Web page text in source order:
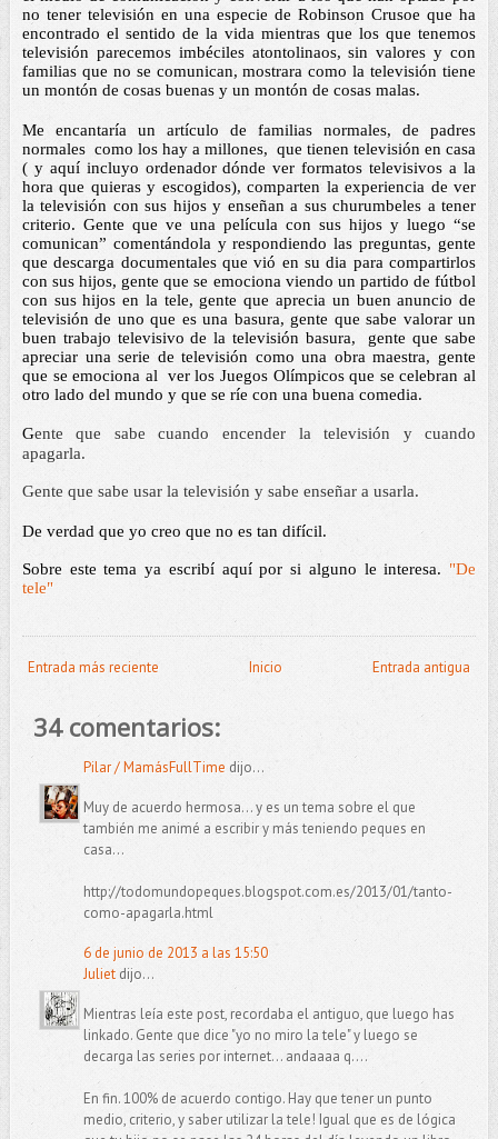
no tener televisión en una especie de Robinson Crusoe que ha
encontrado el sentido de la vida mientras que los que tenemos
televisión parecemos imbéciles atontolinaos, sin valores y con
familias que no se comunican, mostrara como la televisión tiene
un montón de cosas buenas y un montón de cosas malas.
Me encantaría un artículo de familias normales, de padres
normales  como los hay a millones,  que tienen televisión en casa
( y aquí incluyo ordenador dónde ver formatos televisivos a la
hora que quieras y escogidos), comparten la experiencia de ver
la televisión con sus hijos y enseñan a sus churumbeles a tener
criterio. Gente que ve una película con sus hijos y luego “se
comunican” comentándola y respondiendo las preguntas, gente
que descarga documentales que vió en su dia para compartirlos
con sus hijos, gente que se emociona viendo un partido de fútbol
con sus hijos en la tele, gente que aprecia un buen anuncio de
televisión de uno que es una basura, gente que sabe valorar un
buen trabajo televisivo de la televisión basura,  gente que sabe
apreciar una serie de televisión como una obra maestra, gente
que se emociona al  ver los Juegos Olímpicos que se celebran al
otro lado del mundo y que se ríe con una buena comedia.
Gente que sabe cuando encender la televisión y cuando
apagarla.
Gente que sabe usar la televisión y sabe enseñar a usarla.
De verdad que yo creo que no es tan difícil.
Sobre este tema ya escribí aquí por si alguno le interesa. "De
tele"
Entrada más reciente Entrada antigua
Inicio
34 comentarios:
Pilar / MamásFullTime dijo...
Muy de acuerdo hermosa... y es un tema sobre el que
también me animé a escribir y más teniendo peques en
casa...
http://todomundopeques.blogspot.com.es/2013/01/tanto-
como-apagarla.html
6 de junio de 2013 a las 15:50
Julietdijo...
Mientras leía este post, recordaba el antiguo, que luego has
linkado. Gente que dice "yo no miro la tele" y luego se
decarga las series por internet... andaaaa q....
En fin. 100% de acuerdo contigo. Hay que tener un punto
medio, criterio, y saber utilizar la tele! Igual que es de lógica